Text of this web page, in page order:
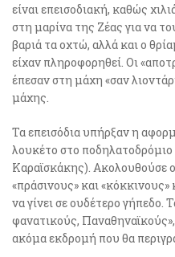
είναι επεισοδιακή, καθώς
στη μαρίνα της Ζέας για να
βαριά τα οχτώ, αλλά και ο
είχαν πληροφορηθεί. Οι
έπεσαν στη μάχη «σαν
μάχης.
Τα επεισόδια υπήρξαν η
λουκέτο στο
Καραϊσκάκης). Ακολουθούσε
«πράσινους» και
να γίνει σε ουδέτερο γήπεδο.
φανατικούς,
ακόμα εκδρομή που θα